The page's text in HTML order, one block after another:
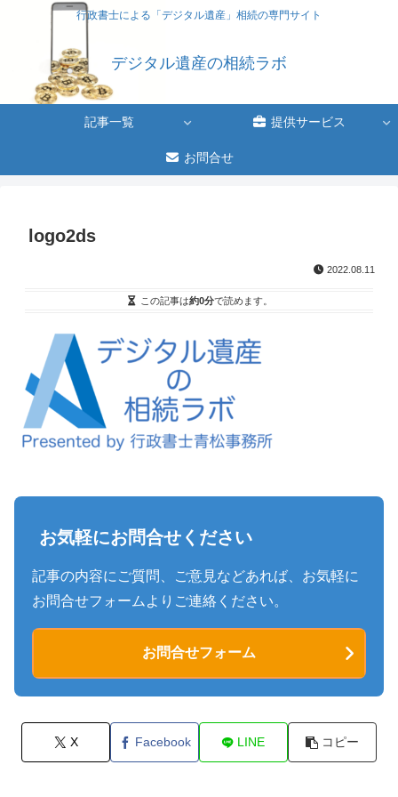
行政書士による「デジタル遺産」相続の専門サイト
デジタル遺産の相続ラボ
記事一覧 提供サービス
お問合せ
logo2ds
2022.08.11
この記事は約0分で読めます。
お気軽にお問合せください
記事の内容にご質問、ご意見などあれば、お気軽に
お問合せフォームよりご連絡ください。
お問合せフォーム
X Facebook LINE コピー